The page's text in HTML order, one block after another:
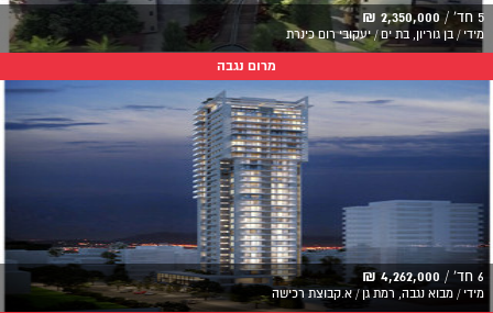
5 חד' / 2,350,000 ₪
מידי / בן גוריון, בת ים / יעקובי רום כינרת
מרום נגבה
6 חד' / 4,262,000 ₪
מידי / מבוא נגבה, רמת גן / א.קבוצת רכישה